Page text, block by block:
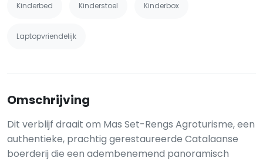
Kinderbed Kinderstoel Kinderbox
Laptopvriendelijk
Omschrijving
Dit verblijf draait om Mas Set-Rengs Agroturisme, een
authentieke, prachtig gerestaureerde Catalaanse
boerderij die een adembenemend panoramisch